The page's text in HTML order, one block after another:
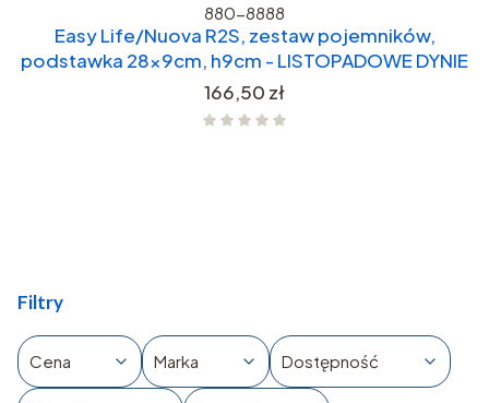
880-8888
Easy Life/Nuova R2S, zestaw pojemników,
podstawka 28x9cm, h9cm - LISTOPADOWE DYNIE
Cena
166,50 zł
Filtry
Cena Marka Dostępność